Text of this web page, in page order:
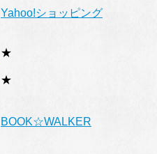
Yahoo!ショッピング
★
★
BOOK☆WALKER